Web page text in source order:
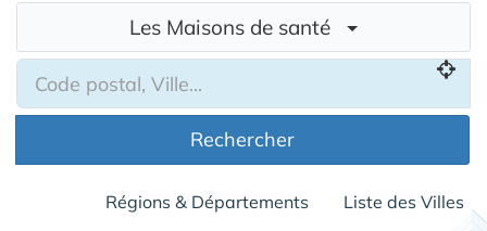
Les Maisons de santé
Rechercher
Régions & Départements
Liste des Villes